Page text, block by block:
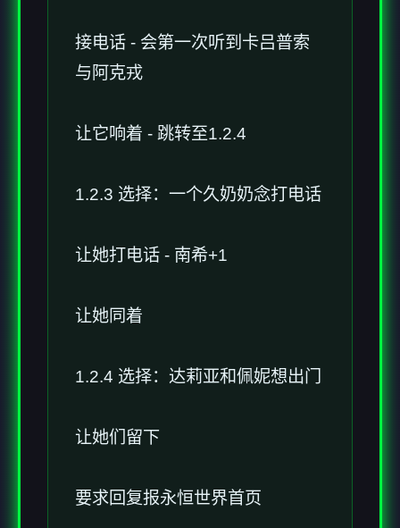
接电话 - 会第一次听到卡吕普索
与阿克戎
让它响着 - 跳转至1.2.4
1.2.3 选择：一个久奶奶念打电话
让她打电话 - 南希+1
让她同着
1.2.4 选择：达莉亚和佩妮想出门
让她们留下
要求回复报永恒世界首页